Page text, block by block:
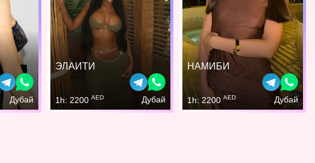
Дубай
ЭЛАИТИ
1h: 2200 AED Дубай
НАМИБИ
1h: 2200AED Дубай